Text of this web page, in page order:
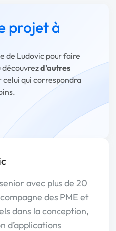
projet à
de Ludovic pour faire
d'autres
celui qui correspondra
avec plus de 20
des PME et
dans la conception,
d’applications